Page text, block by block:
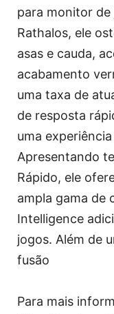
para monitor
Rathalos, ele
asas e cauda,
acabamento
uma taxa de
de resposta
uma
Apresentando
Rápido, ele
ampla gama de
Intelligence
jogos. Além de
fusão
Para mais